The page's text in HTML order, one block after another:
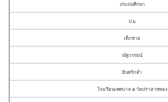
ประถมศึกษา
ป.๖
เด็กชาย
ณัฐวรรธน์
อินทร์กล่ำ
โรงเรียนเทศบาล ๒ วัดปราสาททอง